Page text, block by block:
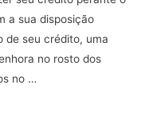
a sua disposição
de seu crédito, uma
no rosto dos
no …